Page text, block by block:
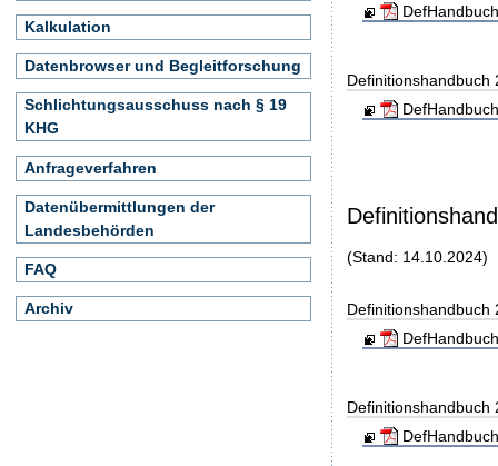
Definitionshandbuch
(Stand: 14.10.2024)
Definitionshandbuch
Definitionshandbuch
Kalkulation
Datenbrowser und Begleitforschung
Schlichtungsausschuss nach § 19
KHG
Anfrageverfahren
Datenübermittlungen der
Landesbehörden
FAQ
Archiv